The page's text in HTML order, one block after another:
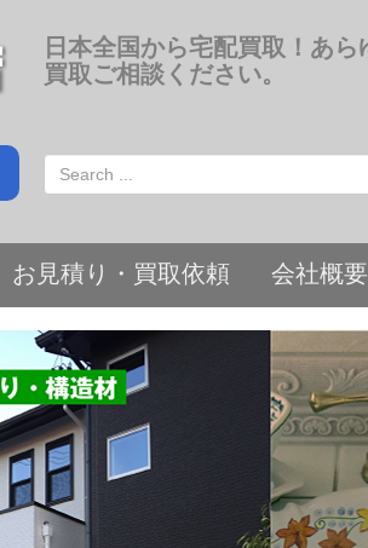
日本全国から宅配買取！あら
買取ご相談ください。
お見積り・買取依頼 会社概要